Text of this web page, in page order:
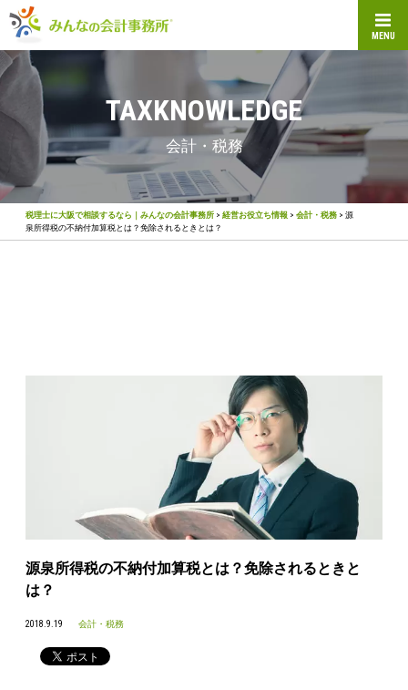
MENU
TAXKNOWLEDGE
会計・税務
税理士に大阪で相談するなら｜みんなの会計事務所 > 経営お役立ち情報 > 会計・税務 > 源
泉所得税の不納付加算税とは？免除されるときとは？
源泉所得税の不納付加算税とは？免除されるときと
は？
2018.9.19 会計・税務